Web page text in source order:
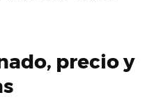
precio y